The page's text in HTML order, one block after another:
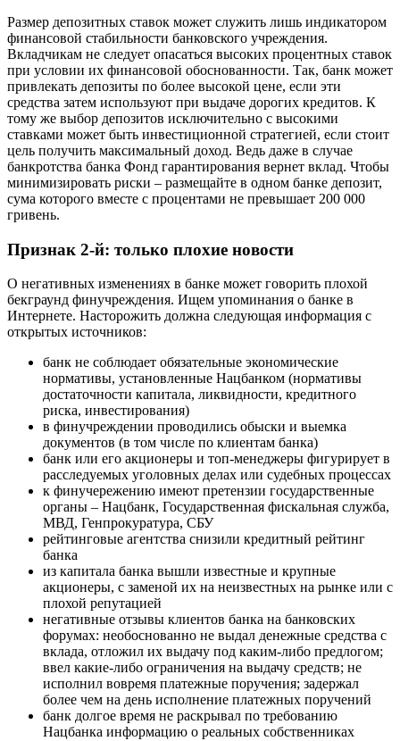
Размер депозитных ставок может служить лишь индикатором
финансовой стабильности банковского учреждения.
Вкладчикам не следует опасаться высоких процентных ставок
при условии их финансовой обоснованности. Так, банк может
привлекать депозиты по более высокой цене, если эти
средства затем используют при выдаче дорогих кредитов. К
тому же выбор депозитов исключительно с высокими
ставками может быть инвестиционной стратегией, если стоит
цель получить максимальный доход. Ведь даже в случае
банкротства банка Фонд гарантирования вернет вклад. Чтобы
минимизировать риски – размещайте в одном банке депозит,
сума которого вместе с процентами не превышает 200 000
гривень.
Признак 2-й: только плохие новости
О негативных изменениях в банке может говорить плохой
бекграунд финучреждения. Ищем упоминания о банке в
Интернете. Насторожить должна следующая информация с
открытых источников:
банк не соблюдает обязательные экономические
нормативы, установленные Нацбанком (нормативы
достаточности капитала, ликвидности, кредитного
риска, инвестирования)
в финучреждении проводились обыски и выемка
документов (в том числе по клиентам банка)
банк или его акционеры и топ-менеджеры фигурирует в
расследуемых уголовных делах или судебных процессах
к финучережению имеют претензии государственные
органы – Нацбанк, Государственная фискальная служба,
МВД, Генпрокуратура, СБУ
рейтинговые агентства снизили кредитный рейтинг
банка
из капитала банка вышли известные и крупные
акционеры, с заменой их на неизвестных на рынке или с
плохой репутацией
негативные отзывы клиентов банка на банковских
форумах: необоснованно не выдал денежные средства с
вклада, отложил их выдачу под каким-либо предлогом;
ввел какие-либо ограничения на выдачу средств; не
исполнил вовремя платежные поручения; задержал
более чем на день исполнение платежных поручений
банк долгое время не раскрывал по требованию
Нацбанка информацию о реальных собственниках